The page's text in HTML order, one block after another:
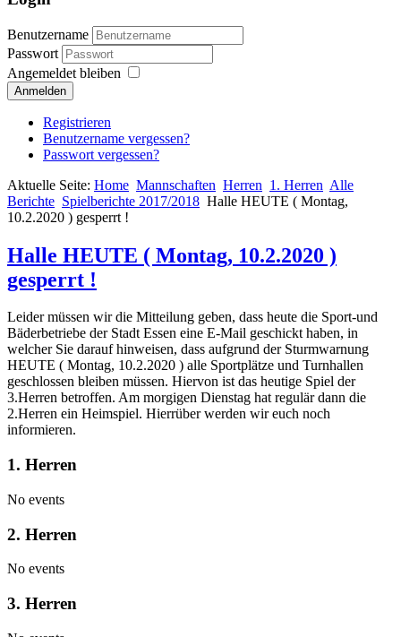
Benutzername
Passwort
Angemeldet bleiben
Anmelden
Registrieren
Benutzername vergessen?
Passwort vergessen?
Aktuelle Seite: Home Mannschaften Herren 1. Herren Alle
Berichte Spielberichte 2017/2018 Halle HEUTE ( Montag,
10.2.2020 ) gesperrt !
Halle HEUTE ( Montag, 10.2.2020 )
gesperrt !
Leider müssen wir die Mitteilung geben, dass heute die Sport-und
Bäderbetriebe der Stadt Essen eine E-Mail geschickt haben, in
welcher Sie darauf hinweisen, dass aufgrund der Sturmwarnung
HEUTE ( Montag, 10.2.2020 ) alle Sportplätze und Turnhallen
geschlossen bleiben müssen. Hiervon ist das heutige Spiel der
3.Herren betroffen. Am morgigen Dienstag hat regulär dann die
2.Herren ein Heimspiel. Hierrüber werden wir euch noch
informieren.
1. Herren
No events
2. Herren
No events
3. Herren